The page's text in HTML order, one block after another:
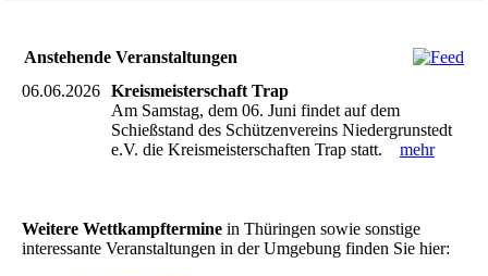
Anstehende Veranstaltungen
06.06.2026 Kreismeisterschaft Trap
Am Samstag, dem 06. Juni findet auf dem
Schießstand des Schützenvereins Niedergrunstedt
e.V. die Kreismeisterschaften Trap statt. mehr
Weitere Wettkampftermine in Thüringen sowie sonstige
interessante Veranstaltungen in der Umgebung finden Sie hier: